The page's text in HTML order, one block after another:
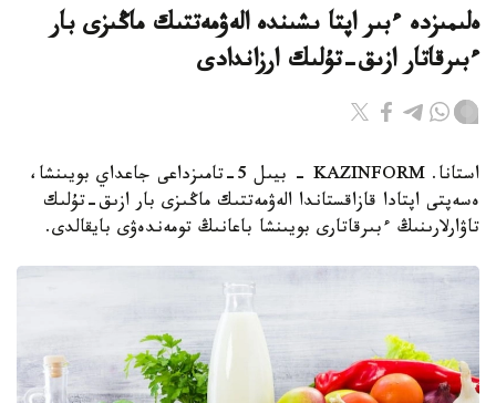
ەلىمىزدە ءبىر اپتا ىشىندە الەۋمەتتىك ماڭىزى بار
ءبىرقاتار ازىق-تۇلىك ارزاندادى
استانا. KAZINFORM - بيىل 5-تامىزداعى جاعداي بويىنشا،
ەسەپتى اپتادا قازاقستاندا الەۋمەتتىك ماڭىزى بار ازىق-تۇلىك
تاۋارلارىنىڭ ءبىرقاتارى بويىنشا باعانىڭ تومەندەۋى بايقالدى.